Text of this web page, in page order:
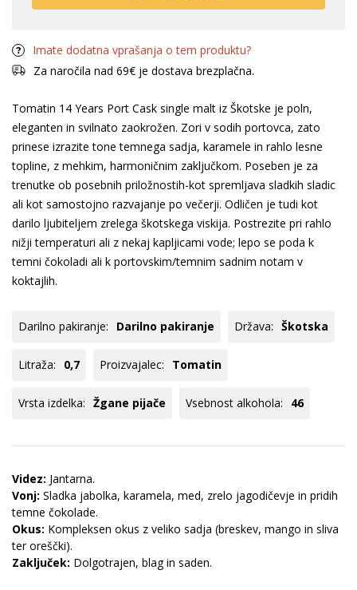
Imate dodatna vprašanja o tem produktu?
Za naročila nad 69€ je dostava brezplačna.
Tomatin 14 Years Port Cask single malt iz Škotske je poln,
eleganten in svilnato zaokrožen. Zori v sodih portovca, zato
prinese izrazite tone temnega sadja, karamele in rahlo lesne
topline, z mehkim, harmoničnim zaključkom. Poseben je za
trenutke ob posebnih priložnostih-kot spremljava sladkih sladic
ali kot samostojno razvajanje po večerji. Odličen je tudi kot
darilo ljubiteljem zrelega škotskega viskija. Postrezite pri rahlo
nižji temperaturi ali z nekaj kapljicami vode; lepo se poda k
temni čokoladi ali k portovskim/temnim sadnim notam v
koktajlih.
Darilno pakiranje: Darilno pakiranje Država: Škotska
Litraža: 0,7 Proizvajalec: Tomatin
Vrsta izdelka: Žgane pijače Vsebnost alkohola: 46
Videz: Jantarna.
Vonj: Sladka jabolka, karamela, med, zrelo jagodičevje in pridih
temne čokolade.
Okus: Kompleksen okus z veliko sadja (breskev, mango in sliva
ter oreščki).
Zaključek: Dolgotrajen, blag in saden.